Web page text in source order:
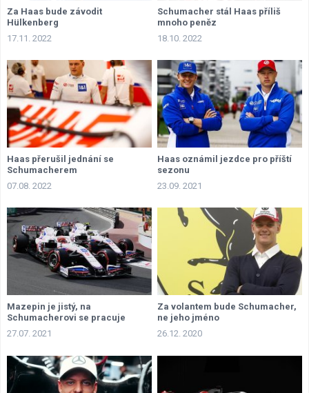
Za Haas bude závodit
Hülkenberg
17.11. 2022
Schumacher stál Haas příliš
mnoho peněz
18.10. 2022
Haas přerušil jednání se
Schumacherem
07.08. 2022
Haas oznámil jezdce pro příští
sezonu
23.09. 2021
Mazepin je jistý, na
Schumacherovi se pracuje
27.07. 2021
Za volantem bude Schumacher,
ne jeho jméno
26.12. 2020